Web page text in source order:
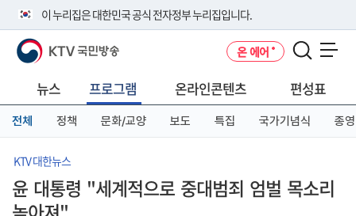
이 누리집은 대한민국 공식 전자정부 누리집입니다.
공식 누리집 주소 확인하기
니다.
이밖에 or.kr 또는 .kr등 다른 도메인 주소를 사용하고 있다면 아래 URL에
서 도메인 주소를 확인해 보세요
KTV 국민방송 온 에어
뉴스 프로그램 온라인콘텐츠 편성표
전체 정책 문화/교양 보도 특집 국가기념식 종영
KTV 대한뉴스
윤 대통령 "세계적으로 중대범죄 엄벌 목소리